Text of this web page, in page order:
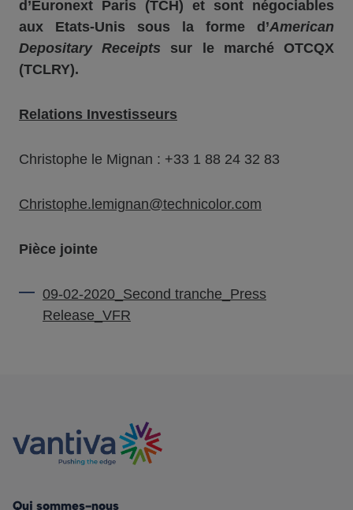
d’Euronext Paris (TCH) et sont négociables
aux Etats-Unis sous la forme d’American
Depositary Receipts
sur le marché OTCQX
(TCLRY).
Relations Investisseurs
Christophe le Mignan : +33 1 88 24 32 83
Christophe.lemignan@technicolor.com
Pièce jointe
09-02-2020_Second tranche_Press
Release_VFR
Qui sommes-nous